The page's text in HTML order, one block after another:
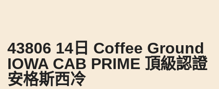
43806 14日 Coffee Ground
IOWA CAB PRIME 頂級認證
安格斯西冷